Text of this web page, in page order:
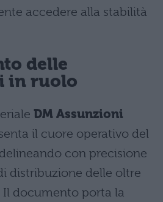
accedere alla stabilità
delle
in ruolo
DM Assunzioni
il cuore operativo del
con precisione
distribuzione delle oltre
Il documento porta la